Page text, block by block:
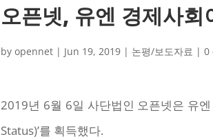
오픈넷, 유엔 경제사
byopennet | Jun 19, 2019 | 논평/보도자료 |0
2019년 6월 6일 사단법인 오픈넷은 유
Status)’를 획득했다.